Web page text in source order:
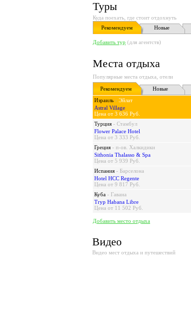
Туры
Куда поехать, где стоит отдохнуть
Рекомендуем
Новые
Добавить тур (для агентств)
Места отдыха
Популярные места отдыха, отели
Рекомендуем
Новые
Израиль - Эйлат
Astral Village
Цена от 3 636 Руб.
Турция - Стамбул
Flower Palace Hotel
Цена от 3 333 Руб.
Греция - п-ов. Халкидики
Sithonia Thalasso & Spa
Цена от 5 939 Руб.
Испания - Барселона
Hotel HCC Regente
Цена от 9 817 Руб.
Куба - Гавана
Tryp Habana Libre
Цена от 11 502 Руб.
Добавить место отдыха
Видео
Видео мест отдыха и путешествий